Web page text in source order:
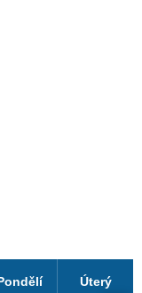
Úterý